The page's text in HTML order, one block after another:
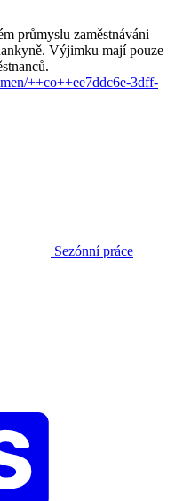
průmyslu zaměstnáváni
Výjimku mají pouze
++co++ee7ddc6e-3dff-
Sezónní práce